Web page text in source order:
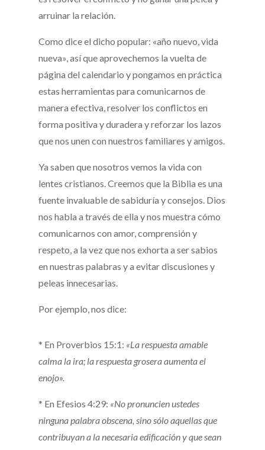
arruinar la relación.
Como dice el dicho popular: «año nuevo, vida
nueva», así que aprovechemos la vuelta de
página del calendario y pongamos en práctica
estas herramientas para comunicarnos de
manera efectiva, resolver los conflictos en
forma positiva y duradera y reforzar los lazos
que nos unen con nuestros familiares y amigos.
Ya saben que nosotros vemos la vida con
lentes cristianos. Creemos que la Biblia es una
fuente invaluable de sabiduría y consejos. Dios
nos habla a través de ella y nos muestra cómo
comunicarnos con amor, comprensión y
respeto, a la vez que nos exhorta a ser sabios
en nuestras palabras y a evitar discusiones y
peleas innecesarias.
Por ejemplo, nos dice:
* En Proverbios 15:1: «La respuesta amable
calma la ira; la respuesta grosera aumenta el
enojo».
* En Efesios 4:29: «No pronuncien ustedes
ninguna palabra obscena, sino sólo aquellas que
contribuyan a la necesaria edificación y que sean